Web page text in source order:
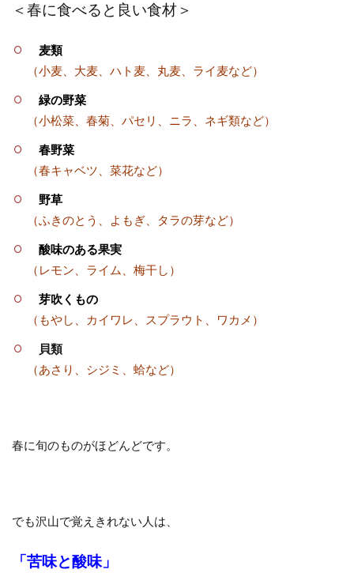
＜春に食べると良い食材＞
麦類
（小麦、大麦、ハト麦、丸麦、ライ麦など）
緑の野菜
（小松菜、春菊、パセリ、ニラ、ネギ類など）
春野菜
（春キャベツ、菜花など）
野草
（ふきのとう、よもぎ、タラの芽など）
酸味のある果実
（レモン、ライム、梅干し）
芽吹くもの
（もやし、カイワレ、スプラウト、ワカメ）
貝類
（あさり、シジミ、蛤など）
春に旬のものがほどんどです。
でも沢山で覚えきれない人は、
「苦味と酸味」